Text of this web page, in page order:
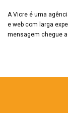
A Vicre é uma
e web com larga
mensagem chegue